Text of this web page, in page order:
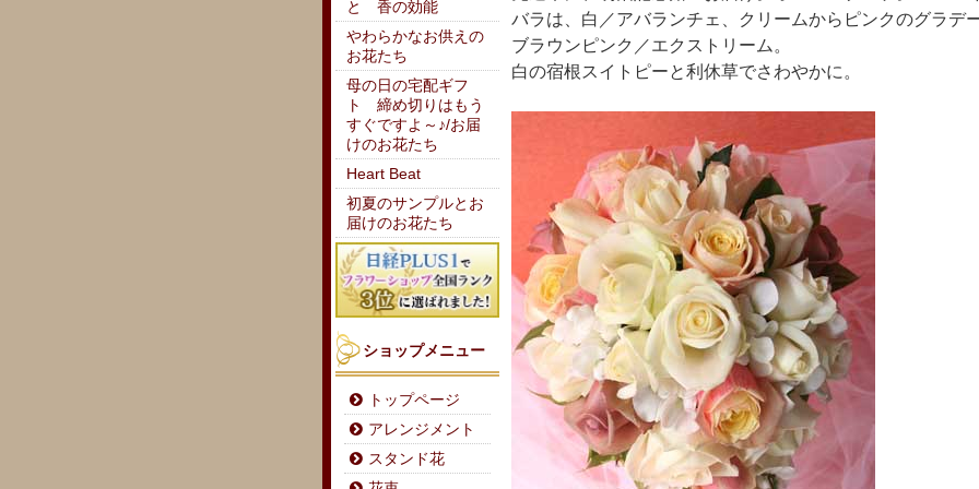
バラは、白／アバランチェ、クリームからピンクのグラデ
ブラウンピンク／エクストリーム。
白の宿根スイトピーと利休草でさわやかに。
と 香の効能
やわらかなお供えの
お花たち
母の日の宅配ギフ
ト 締め切りはもう
すぐですよ～♪/お届
けのお花たち
Heart Beat
初夏のサンプルとお
届けのお花たち
ショップメニュー
トップページ
アレンジメント
スタンド花